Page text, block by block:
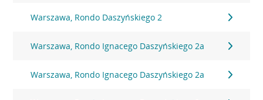
Warszawa, Rondo Daszyńskiego 2
Warszawa, Rondo Ignacego Daszyńskiego 2a
Warszawa, Rondo Ignacego Daszyńskiego 2a